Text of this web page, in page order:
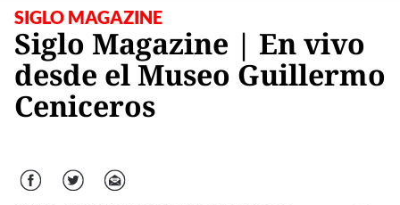
SIGLO MAGAZINE
Siglo Magazine | En vivo
desde el Museo Guillermo
Ceniceros
Facebook Twitter Correo